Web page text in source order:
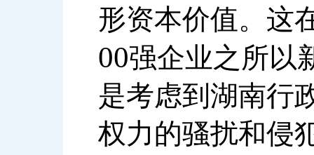
形资本价值。这
00强企业之所以
是考虑到湖南行
权力的骚扰和侵